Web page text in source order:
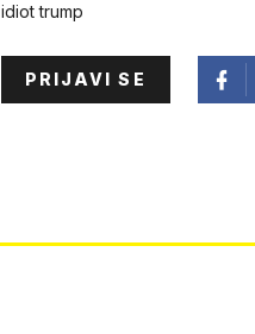
idiot trump
PRIJAVI SE